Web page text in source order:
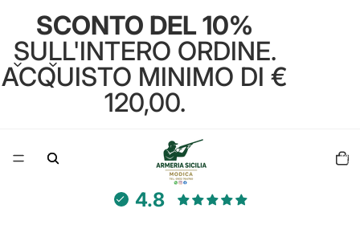
SCONTO DEL 10%
SULL'INTERO ORDINE.
ACQUISTO MINIMO DI €
120,00.
items
in
4.8